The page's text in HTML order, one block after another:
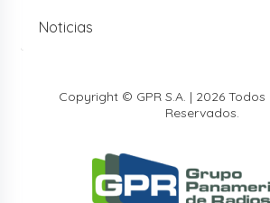
Noticias
Copyright © GPR S.A. | 2026
Reservados.